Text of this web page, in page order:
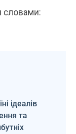
словами:
ідеалів
та